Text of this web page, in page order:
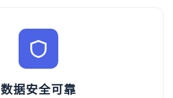
数据安全可靠